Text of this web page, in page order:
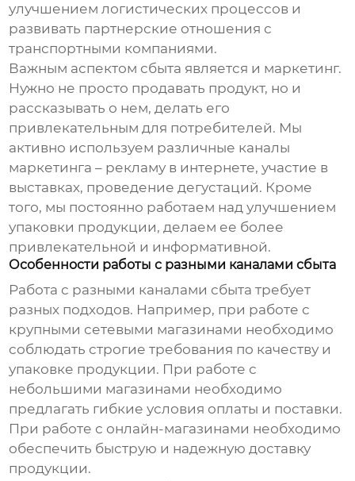
улучшением логистических процессов и
развивать партнерские отношения с
транспортными компаниями.
Важным аспектом сбыта является и маркетинг.
Нужно не просто продавать продукт, но и
рассказывать о нем, делать его
привлекательным для потребителей. Мы
активно используем различные каналы
маркетинга – рекламу в интернете, участие в
выставках, проведение дегустаций. Кроме
того, мы постоянно работаем над улучшением
упаковки продукции, делаем ее более
привлекательной и информативной.
Особенности работы с разными каналами сбыта
Работа с разными каналами сбыта требует
разных подходов. Например, при работе с
крупными сетевыми магазинами необходимо
соблюдать строгие требования по качеству и
упаковке продукции. При работе с
небольшими магазинами необходимо
предлагать гибкие условия оплаты и поставки.
При работе с онлайн-магазинами необходимо
обеспечить быструю и надежную доставку
продукции.